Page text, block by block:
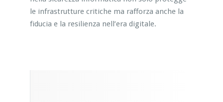
le infrastrutture critiche ma rafforza anche la
fiducia e la resilienza nell’era digitale.